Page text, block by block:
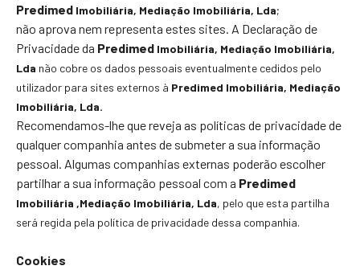
Predimed Imobiliária, Mediação Imobiliária, Lda;
não aprova nem representa estes sites. A Declaração de
Privacidade da Predimed Imobiliária, Mediação Imobiliária,
Lda não cobre os dados pessoais eventualmente cedidos pelo
utilizador para sites externos à Predimed Imobiliária, Mediação
Imobiliária, Lda.
Recomendamos-lhe que reveja as políticas de privacidade de
qualquer companhia antes de submeter a sua informação
pessoal. Algumas companhias externas poderão escolher
partilhar a sua informação pessoal com a Predimed
Imobiliária ,Mediação Imobiliária, Lda, pelo que esta partilha
será regida pela política de privacidade dessa companhia.
Cookies